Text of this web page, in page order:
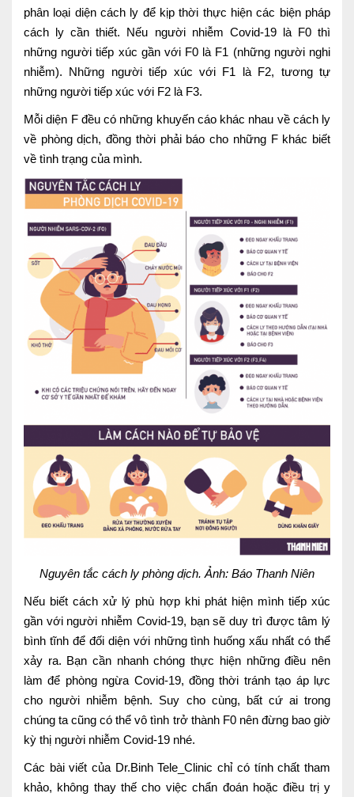
phân loại diện cách ly để kịp thời thực hiện các biện pháp
cách ly cần thiết. Nếu người nhiễm Covid-19 là F0 thì
những người tiếp xúc gần với F0 là F1 (những người nghi
nhiễm). Những người tiếp xúc với F1 là F2, tương tự
những người tiếp xúc với F2 là F3.
Mỗi diện F đều có những khuyến cáo khác nhau về cách ly
về phòng dịch, đồng thời phải báo cho những F khác biết
về tình trạng của mình.
Nguyên tắc cách ly phòng dịch. Ảnh: Báo Thanh Niên
Nếu biết cách xử lý phù hợp khi phát hiện mình tiếp xúc
gần với người nhiễm Covid-19, bạn sẽ duy trì được tâm lý
bình tĩnh để đối diện với những tình huống xấu nhất có thể
xảy ra. Bạn cần nhanh chóng thực hiện những điều nên
làm để phòng ngừa Covid-19, đồng thời tránh tạo áp lực
cho người nhiễm bệnh. Suy cho cùng, bất cứ ai trong
chúng ta cũng có thể vô tình trở thành F0 nên đừng bao giờ
kỳ thị người nhiễm Covid-19 nhé.
Các bài viết của Dr.Binh Tele_Clinic chỉ có tính chất tham
khảo, không thay thế cho việc chẩn đoán hoặc điều trị y